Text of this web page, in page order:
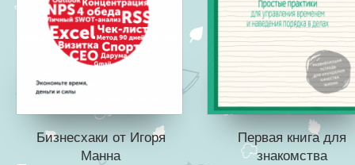
Бизнесхаки от Игоря
Манна
Первая книга для
знакомства